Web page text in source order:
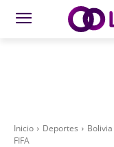
Inicio Deportes
FIFA